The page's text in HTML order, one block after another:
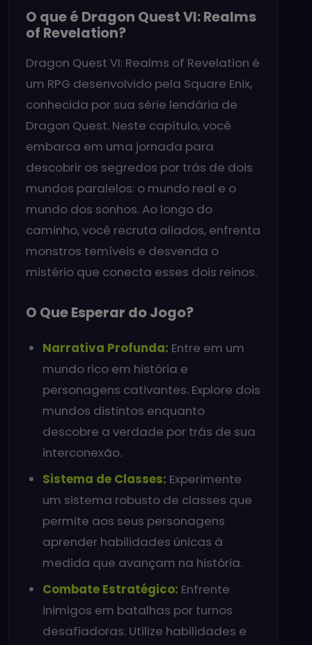
O que é Dragon Quest VI: Realms
of Revelation?
Dragon Quest VI: Realms of Revelation é
um RPG desenvolvido pela Square Enix,
conhecida por sua série lendária de
Dragon Quest. Neste capítulo, você
embarca em uma jornada para
descobrir os segredos por trás de dois
mundos paralelos: o mundo real e o
mundo dos sonhos. Ao longo do
caminho, você recruta aliados, enfrenta
monstros temíveis e desvenda o
mistério que conecta esses dois reinos.
O Que Esperar do Jogo?
Narrativa Profunda: Entre em um
mundo rico em história e
personagens cativantes. Explore dois
mundos distintos enquanto
descobre a verdade por trás de sua
interconexão.
Sistema de Classes: Experimente
um sistema robusto de classes que
permite aos seus personagens
aprender habilidades únicas à
medida que avançam na história.
Combate Estratégico: Enfrente
inimigos em batalhas por turnos
desafiadoras. Utilize habilidades e